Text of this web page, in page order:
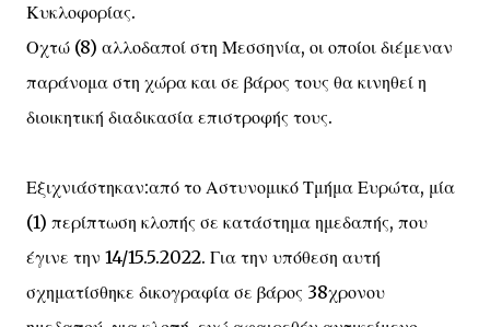
Κυκλοφορίας.
Οχτώ (8) αλλοδαποί στη Μεσσηνία, οι οποίοι διέμεναν
παράνομα στη χώρα και σε βάρος τους θα κινηθεί η
διοικητική διαδικασία επιστροφής τους.
Εξιχνιάστηκαν:από το Αστυνομικό Τμήμα Ευρώτα, μία
(1) περίπτωση κλοπής σε κατάστημα ημεδαπής, που
έγινε την 14/15.5.2022. Για την υπόθεση αυτή
σχηματίσθηκε δικογραφία σε βάρος 38χρονου